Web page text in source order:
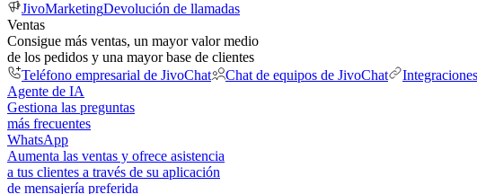
JivoMarketingDevolución de llamadas
Ventas
Consigue más ventas, un mayor valor medio
de los pedidos y una mayor base de clientes
Teléfono empresarial de JivoChat
Chat de equipos de JivoChat Integraciones
Agente de IA
Gestiona las preguntas
más frecuentes
WhatsApp
Aumenta las ventas y ofrece asistencia
a tus clientes a través de su aplicación
de mensajería preferida